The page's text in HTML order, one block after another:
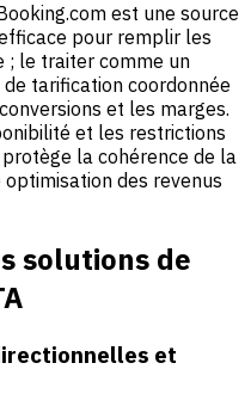
est une source
pour remplir les
le traiter comme un
tarification coordonnée
et les marges.
et les restrictions
la cohérence de la
des revenus
solutions de
et